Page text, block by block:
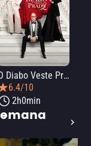
O Diabo Veste Prada 2
6.4/10
2h0min